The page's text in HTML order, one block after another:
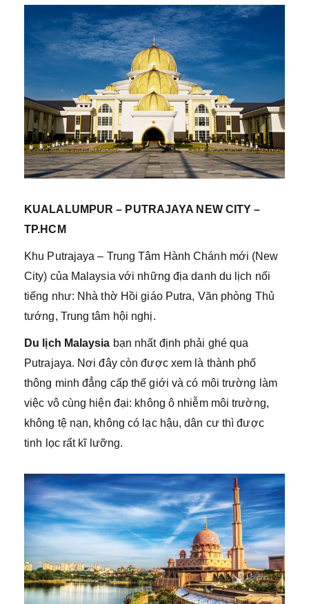
KUALALUMPUR – PUTRAJAYA NEW CITY –
TP.HCM
Khu Putrajaya – Trung Tâm Hành Chánh mới (New
City) của Malaysia với những địa danh du lịch nổi
tiếng như: Nhà thờ Hồi giáo Putra, Văn phòng Thủ
tướng, Trung tâm hội nghị.
Du lịch Malaysia bạn nhất định phải ghé qua
Putrajaya. Nơi đây còn được xem là thành phố
thông minh đẳng cấp thế giới và có môi trường làm
việc vô cùng hiện đại: không ô nhiễm môi trường,
không tệ nạn, không có lạc hậu, dân cư thì được
tinh lọc rất kĩ lưỡng.